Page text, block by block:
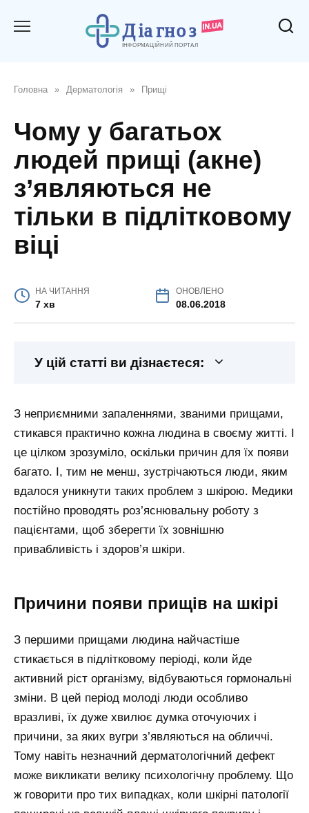
Головна » Дерматологія » Прищі
Чому у багатьох
людей прищі (акне)
з’являються не
тільки в підлітковому
віці
НА ЧИТАННЯ
7 хв
ОНОВЛЕНО
08.06.2018
У цій статті ви дізнаєтеся:
З неприємними запаленнями, званими прищами,
стикався практично кожна людина в своєму житті. І
це цілком зрозуміло, оскільки причин для їх появи
багато. І, тим не менш, зустрічаються люди, яким
вдалося уникнути таких проблем з шкірою. Медики
постійно проводять роз’яснювальну роботу з
пацієнтами, щоб зберегти їх зовнішню
привабливість і здоров’я шкіри.
Причини появи прищів на шкірі
З першими прищами людина найчастіше
стикається в підлітковому періоді, коли йде
активний ріст організму, відбуваються гормональні
зміни. В цей період молоді люди особливо
вразливі, їх дуже хвилює думка оточуючих і
причини, за яких вугри з’являються на обличчі.
Тому навіть незначний дерматологічний дефект
може викликати велику психологічну проблему. Що
ж говорити про тих випадках, коли шкірні патології